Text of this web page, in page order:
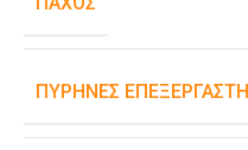
ΠΥΡΉΝΕΣ ΕΠΕΞΕΡΓΑΣΤΉ